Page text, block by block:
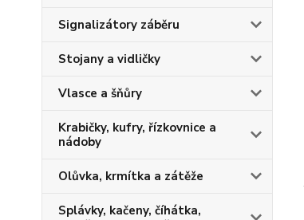
Signalizátory záběru
Stojany a vidličky
Vlasce a šňůry
Krabičky, kufry, řízkovnice a
nádoby
Olůvka, krmítka a zátěže
Splávky, kačeny, číhátka,